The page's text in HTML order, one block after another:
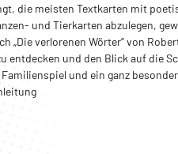
die meisten Textkarten mit
und Tierkarten abzulegen,
„Die verlorenen Wörter“ von
entdecken und den Blick auf die
und ein ganz